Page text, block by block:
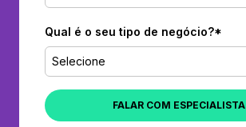
Qual é o seu tipo de negócio?*
Selecione
FALAR COM ESPECIALISTA